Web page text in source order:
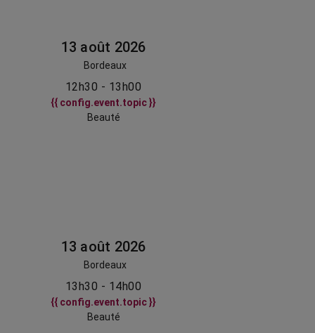
13 août 2026
Bordeaux
12h30 - 13h00
{{ config.event.topic }}
Beauté
13 août 2026
Bordeaux
13h30 - 14h00
{{ config.event.topic }}
Beauté